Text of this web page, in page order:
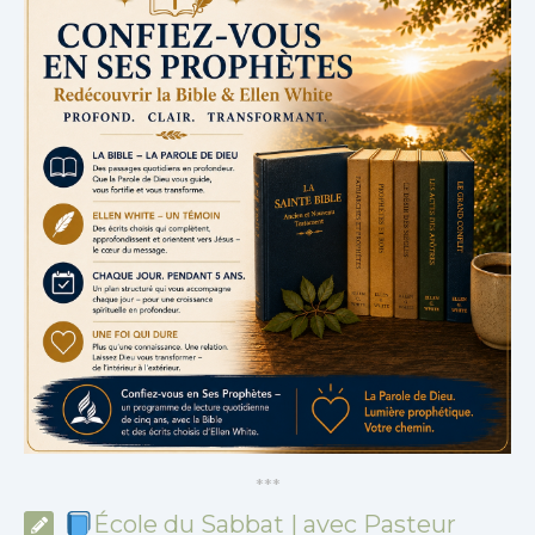
***
École du Sabbat | avec Pasteur